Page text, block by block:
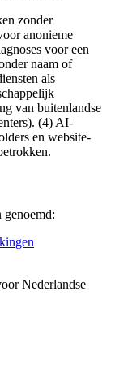
zonder
anonieme
voor een
naam of
als
van buitenlandse
(4) AI-
en website-
Nederlandse